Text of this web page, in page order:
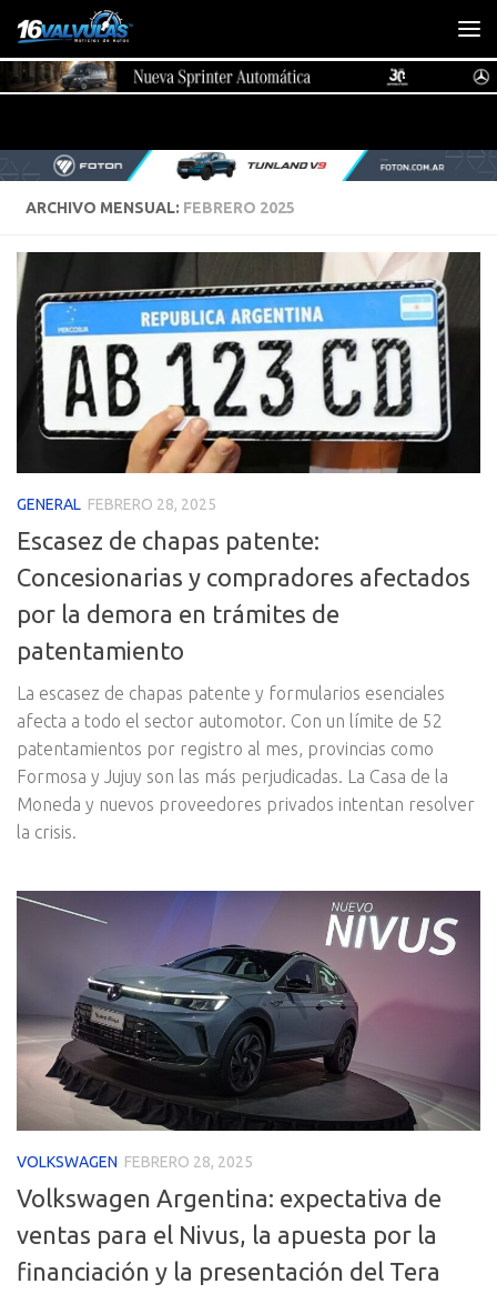
Saltar al contenido
ARCHIVO MENSUAL: FEBRERO 2025
GENERAL FEBRERO 28, 2025
Escasez de chapas patente:
Concesionarias y compradores afectados
por la demora en trámites de
patentamiento
La escasez de chapas patente y formularios esenciales
afecta a todo el sector automotor. Con un límite de 52
patentamientos por registro al mes, provincias como
Formosa y Jujuy son las más perjudicadas. La Casa de la
Moneda y nuevos proveedores privados intentan resolver
la crisis.
VOLKSWAGEN FEBRERO 28, 2025
Volkswagen Argentina: expectativa de
ventas para el Nivus, la apuesta por la
financiación y la presentación del Tera